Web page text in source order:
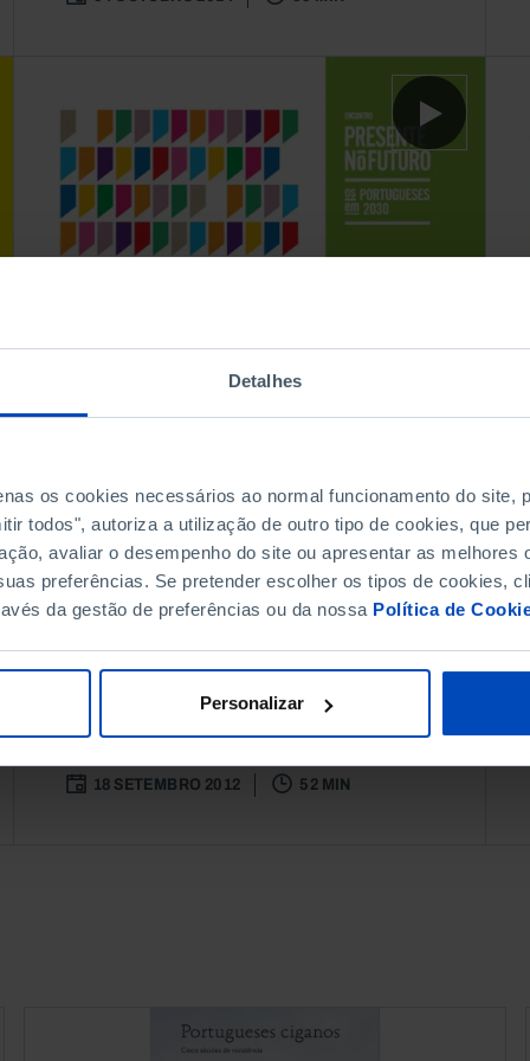
Detalhes
os cookies necessários ao normal funcionamento do site,
todos", autoriza a utilização de outro tipo de cookies, que
avaliar o desempenho do site ou apresentar as melhores
preferências. Se pretender escolher os tipos de cookies,
da gestão de preferências ou da nossa Política de
Personalizar
QUESTÕES SOCIAIS
DEBATE
(Ana Nunes de Almeida,
Teresa Pizarro Beleza e
José Galamba)
ENCONTROS INESPERADOS O
encontro de diferentes olhares sobre
como somos, as mudanças em curso
e as perspectivas de futuro da
população de Portugal...
18 SETEMBRO 2012 52 MIN